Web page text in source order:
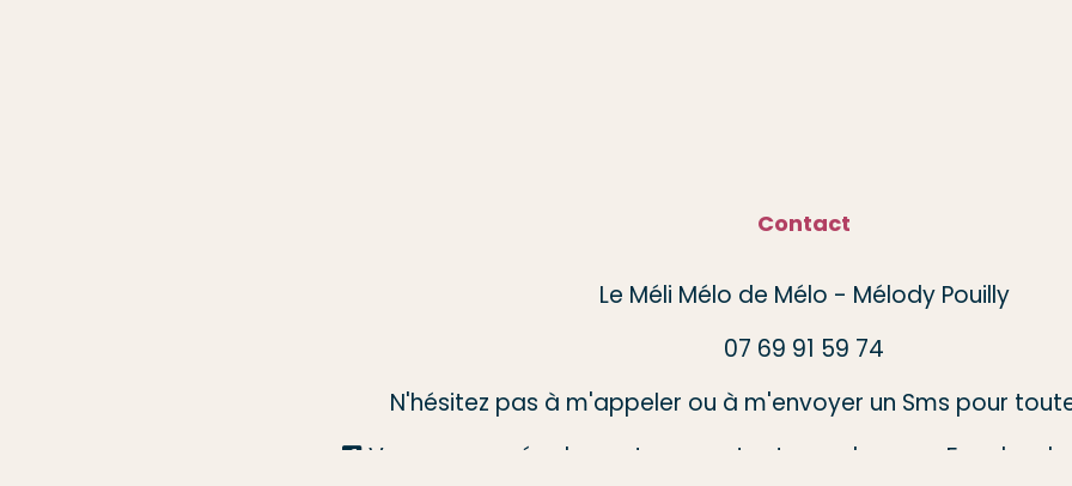
Contact
Le Méli Mélo de Mélo - Mélody Pouilly
07 69 91 59 74
N'hésitez pas à m'appeler ou à m'envoyer un Sms pour
Vous pouvez également me contacter sur la page Facebook